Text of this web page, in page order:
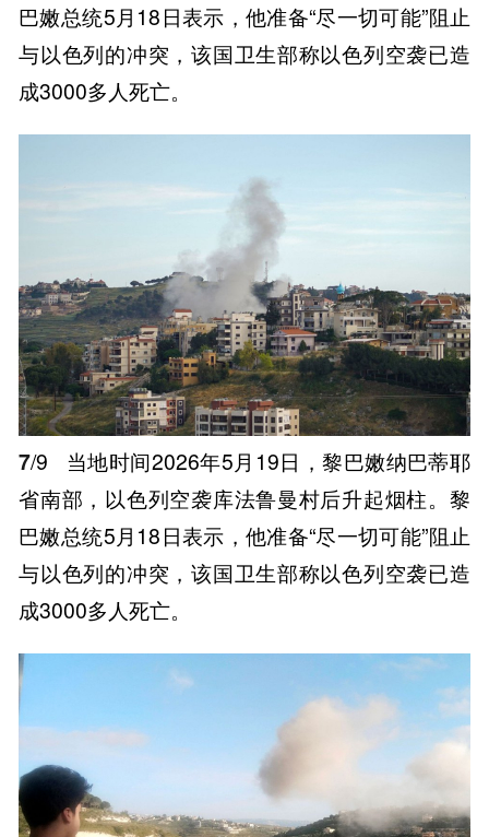
巴嫩总统5月18日表示，他准备“尽一切可能”阻止
与以色列的冲突，该国卫生部称以色列空袭已造
成3000多人死亡。
7/9
当地时间2026年5月19日，黎巴嫩纳巴蒂耶
省南部，以色列空袭库法鲁曼村后升起烟柱。黎
巴嫩总统5月18日表示，他准备“尽一切可能”阻止
与以色列的冲突，该国卫生部称以色列空袭已造
成3000多人死亡。